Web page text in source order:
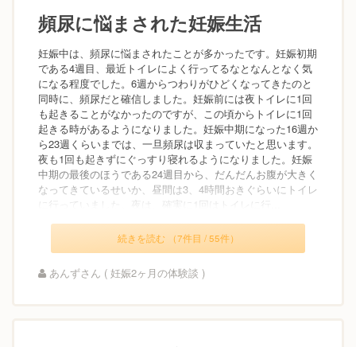
頻尿に悩まされた妊娠生活
妊娠中は、頻尿に悩まされたことが多かったです。妊娠初期
である4週目、最近トイレによく行ってるなとなんとなく気
になる程度でした。6週からつわりがひどくなってきたのと
同時に、頻尿だと確信しました。妊娠前には夜トイレに1回
も起きることがなかったのですが、この頃からトイレに1回
起きる時があるようになりました。妊娠中期になった16週か
ら23週くらいまでは、一旦頻尿は収まっていたと思います。
夜も1回も起きずにぐっすり寝れるようになりました。妊娠
中期の最後のほうである24週目から、だんだんお腹が大きく
なってきているせいか、昼間は3、4時間おきぐらいにトイレ
に行っていました。夜は、確実に1回はトイレに行...
続きを読む （7件目 / 55件）
あんずさん ( 妊娠2ヶ月の体験談 )